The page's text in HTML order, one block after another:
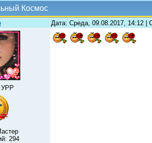
Космос
Дата: Среда, 09.08.2017, 14:12 |
УРР
294